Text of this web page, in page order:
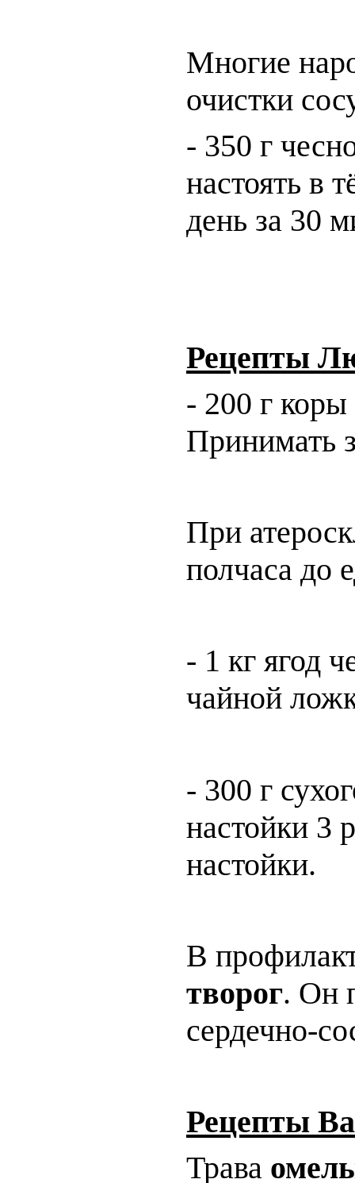
Многие
очистки
- 350 г
настоять в
день за 30
Рецепты
- 200 г
Принимать
При
полчаса до
- 1 кг ягод
чайной
- 300 г
настойки 3
настойки.
В
творог. Он
сердечно-
Рецепты
Трава